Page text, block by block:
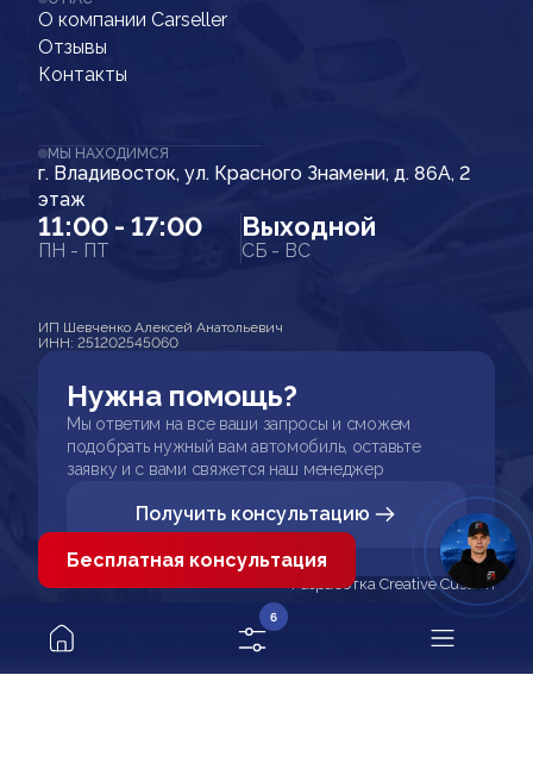
О компании Carseller
Отзывы
Контакты
МЫ НАХОДИМСЯ
г. Владивосток, ул. Красного Знамени, д. 86А, 2
этаж
11:00 - 17:00
ПН - ПТ
Выходной
СБ - ВС
ИП Шевченко Алексей Анатольевич
ИНН: 251202545060
Нужна помощь?
Мы ответим на все ваши запросы и сможем
подобрать нужный вам автомобиль, оставьте
заявку и с вами свяжется наш менеджер
Получить консультацию
Разработка Creative Custom
6
Бесплатная консультация